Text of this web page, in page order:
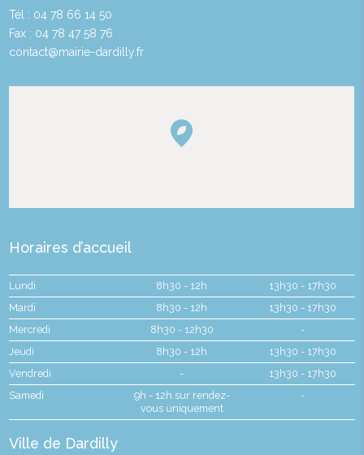
Tél : 04 78 66 14 50
Fax : 04 78 47 58 76
contact@mairie-dardilly.fr
Horaires d’accueil
Lundi 8h30 - 12h
13h30 - 17h30
Mardi
8h30 - 12h
13h30 - 17h30
Mercredi
8h30 - 12h30
-
Jeudi
8h30 - 12h
13h30 - 17h30
Vendredi
-
13h30 - 17h30
Samedi
9h - 12h sur rendez-
vous uniquement
-
Ville de Dardilly